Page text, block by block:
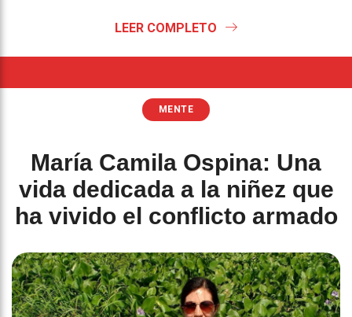
LEER COMPLETO
MENTE
María Camila Ospina: Una
vida dedicada a la niñez que
ha vivido el conflicto armado